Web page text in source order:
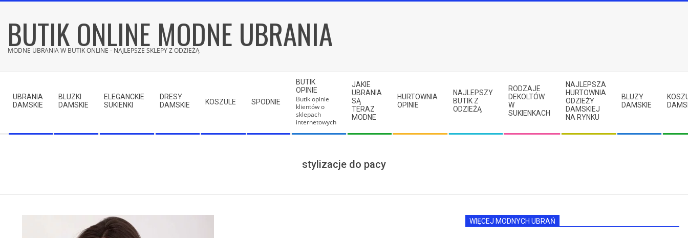
contentBUTIK ONLINE MODNE UBRANIA
MODNE UBRANIA W BUTIK ONLINE - NAJLEPSZE SKLEPY Z ODZIEŻĄ
Menu
UBRANIA
DAMSKIE
BLUZKI
DAMSKIE
ELEGANCKIE
SUKIENKI
DRESY
DAMSKIE
KOSZULE SPODNIE
BUTIK
OPINIE
Butik opinie
klientów o
sklepach
internetowych
JAKIE
UBRANIA
SĄ
TERAZ
MODNE
HURTOWNIA
OPINIE
NAJLEPSZY
BUTIK Z
ODZIEŻĄ
RODZAJE
DEKOLTÓW
W
SUKIENKACH
NAJLEPSZA
HURTOWNIA
ODZIEŻY
DAMSKIEJ
NA RYNKU
BLUZY
DAMSKIE
stylizacje do pacy
WIĘCEJ MODNYCH UBRAŃ